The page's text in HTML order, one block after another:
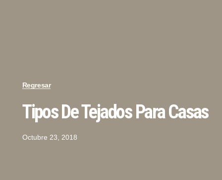
Regresar
Tipos De Tejados Para Casas
Octubre 23, 2018